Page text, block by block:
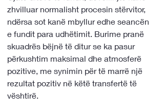
zhvilluar normalisht procesin stërvitor,
ndërsa sot kanë mbyllur edhe seancën
e fundit para udhëtimit. Burime pranë
skuadrës bëjnë të ditur se ka pasur
përkushtim maksimal dhe atmosferë
pozitive, me synimin për të marrë një
rezultat pozitiv në këtë transfertë të
vështirë.